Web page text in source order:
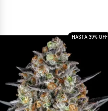
HASTA 39% OFF